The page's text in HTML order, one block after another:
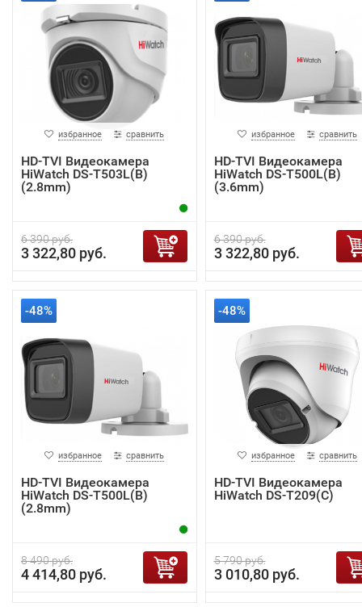
избранное сравнить
HD-TVI Видеокамера
HiWatch DS-T503L(B)
(2.8mm)
6 390 руб.
3 322,80 руб.
избранное сравнить
HD-TVI Видеокамера
HiWatch DS-T500L(B)
(3.6mm)
6 390 руб.
3 322,80 руб.
-48%
избранное сравнить
HD-TVI Видеокамера
HiWatch DS-T500L(B)
(2.8mm)
8 490 руб.
4 414,80 руб.
-48%
избранное сравнить
HD-TVI Видеокамера
HiWatch DS-T209(С)
5 790 руб.
3 010,80 руб.